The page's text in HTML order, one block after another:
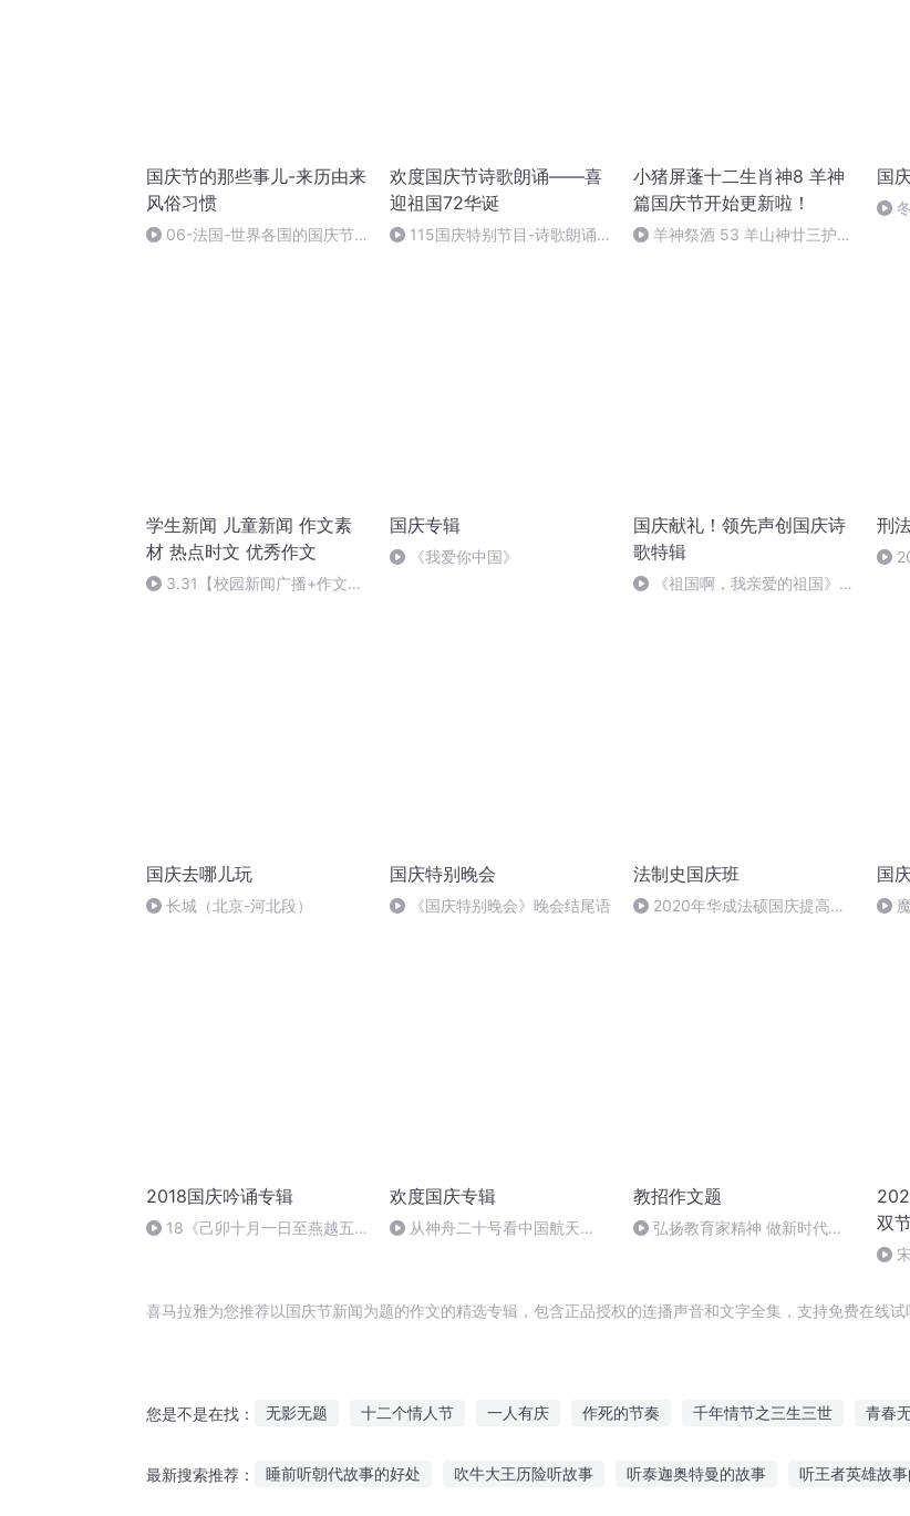
国庆节的那些事儿-来历由来
风俗习惯
06-法国-世界各国的国庆节-
欢度国庆节诗歌朗诵——喜
迎祖国72华诞
115国庆特别节目-诗歌朗诵-
小猪屏蓬十二生肖神8 羊神
篇国庆节开始更新啦！
羊神祭酒 53 羊山神廿三护祭
国
学生新闻 儿童新闻 作文素
材 热点时文 优秀作文
3.31【校园新闻广播+作文素
国庆专辑
《我爱你中国》
国庆献礼！领先声创国庆诗
歌特辑
《祖国啊，我亲爱的祖国》温
刑
国庆去哪儿玩
长城（北京-河北段）
国庆特别晚会
《国庆特别晚会》晚会结尾语
法制史国庆班
2020年华成法硕国庆提高班
国
2018国庆吟诵专辑
18《己卯十月一日至燕越五
欢度国庆专辑
从神舟二十号看中国航天
教招作文题
弘扬教育家精神 做新时代好
双
喜马拉雅为您推荐以国庆节新闻为题的作文的精选专辑，包含正品授权的连播声音和文字全集，支持免费在线试
您是不是在找： 无影无题 十二个情人节 一人有庆 作死的节奏 千年情节之三生三世 青春
最新搜索推荐： 睡前听朝代故事的好处 吹牛大王历险听故事 听泰迦奥特曼的故事 听王者英雄故